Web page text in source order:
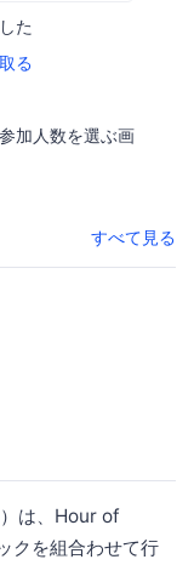
た
る
加人数を選ぶ画
すべて見る
は、Hour of
クを組合わせて行